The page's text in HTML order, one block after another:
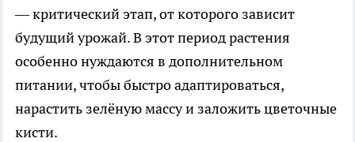
— критический этап, от которого зависит
будущий урожай. В этот период растения
особенно нуждаются в дополнительном
питании, чтобы быстро адаптироваться,
нарастить зелёную массу и заложить цветочные
кисти.